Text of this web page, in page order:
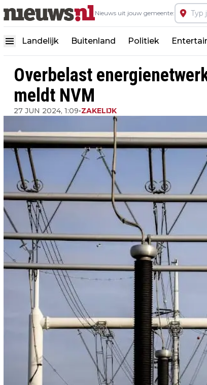
Nieuws uit jouw gemeente:
Landelijk Buitenland Politiek
Overbelast
meldt NVM
27 JUN 2024, 1:09•ZAKELIJK